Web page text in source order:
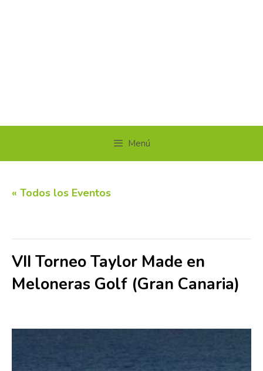
Menú
« Todos los Eventos
VII Torneo Taylor Made en
Meloneras Golf (Gran Canaria)